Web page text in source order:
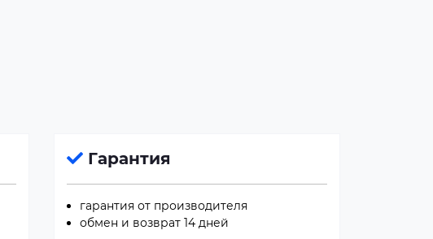
Гарантия
гарантия от производителя
обмен и возврат 14 дней